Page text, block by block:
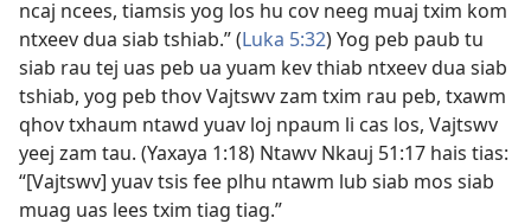
ncaj ncees, tiamsis yog los hu cov neeg muaj txim kom
ntxeev dua siab tshiab.” (Luka 5:32) Yog peb paub tu
siab rau tej uas peb ua yuam kev thiab ntxeev dua siab
tshiab, yog peb thov Vajtswv zam txim rau peb, txawm
qhov txhaum ntawd yuav loj npaum li cas los, Vajtswv
yeej zam tau. (Yaxaya 1:18) Ntawv Nkauj 51:17 hais tias:
“[Vajtswv] yuav tsis fee plhu ntawm lub siab mos siab
muag uas lees txim tiag tiag.”